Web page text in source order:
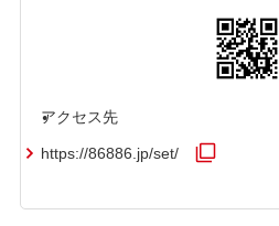
アクセス先
https://86886.jp/set/